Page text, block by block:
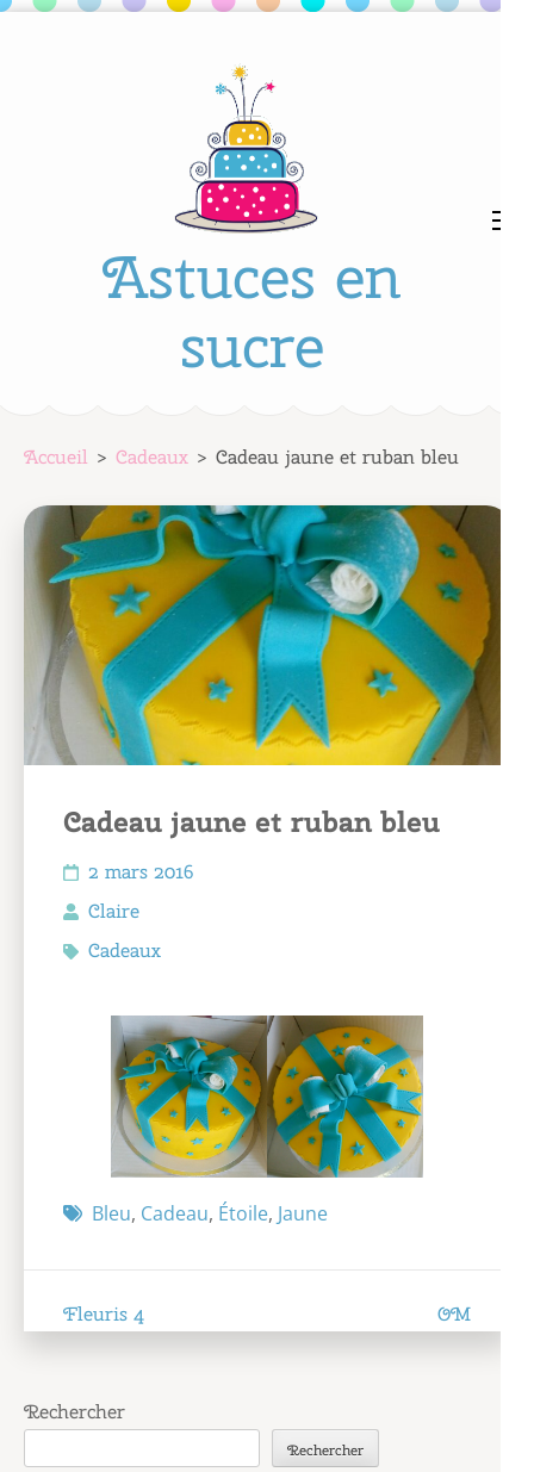
Astuces en
sucre
Accueil > Cadeaux > Cadeau jaune et ruban bleu
Cadeau jaune et ruban bleu
2 mars 2016
Claire
Cadeaux
Bleu, Cadeau, Étoile, Jaune
Navigation
Fleuris 4 OM
Rechercher
Rechercher